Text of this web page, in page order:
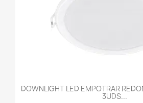
DOWNLIGHT LED EMPOTRAR
3UDS...